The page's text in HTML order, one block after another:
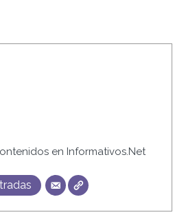
en Informativos.Net